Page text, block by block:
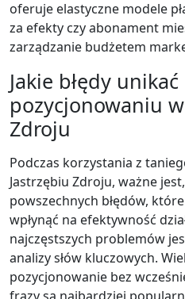
oferuje elastyczne modele
za efekty czy abonament
zarządzanie budżetem
Jakie błędy
pozycjonowaniu
Zdroju
Podczas korzystania z
Jastrzębiu Zdroju, ważne
powszechnych błędów,
wpłynąć na efektywność
najczęstszych problemów
analizy słów kluczowych.
pozycjonowanie bez